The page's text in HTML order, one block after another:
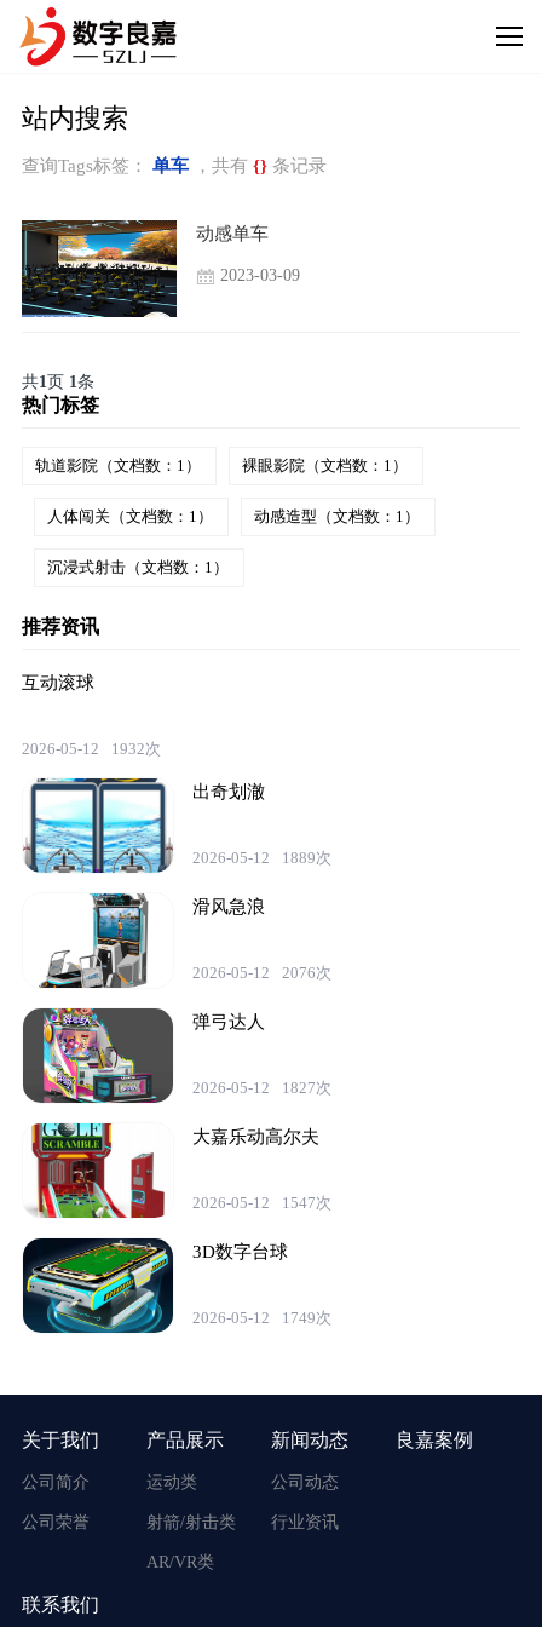
站内搜索
查询Tags标签： 单车，共有 {}条记录
动感单车
2023-03-09
共1页 1条
热门标签
轨道影院（文档数：1） 裸眼影院（文档数：1）
人体闯关（文档数：1） 动感造型（文档数：1）
沉浸式射击（文档数：1）
推荐资讯
互动滚球
2026-05-12 1932次
出奇划澈
2026-05-12 1889次
滑风急浪
2026-05-12 2076次
弹弓达人
2026-05-12 1827次
大嘉乐动高尔夫
2026-05-12 1547次
3D数字台球
2026-05-12 1749次
关于我们
公司简介
公司荣誉
产品展示
运动类
射箭/射击类
AR/VR类
新闻动态
公司动态
行业资讯
良嘉案例
联系我们